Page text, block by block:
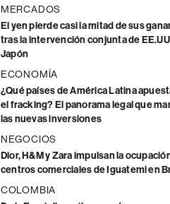
MERCADOS
El yen pierde casi la mitad de sus
tras la intervención conjunta de
Japón
ECONOMÍA
¿Qué países de América Latina
el fracking? El panorama legal que
las nuevas inversiones
NEGOCIOS
Dior, H&M y Zara impulsan la
centros comerciales de Iguatemi en
COLOMBIA